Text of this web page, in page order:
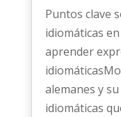
Puntos clave
idiomáticas
aprender
alemanes y
idiomáticas